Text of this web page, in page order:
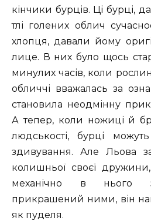
кінчики бурців. Ці бурці,
тлі голених облич
хлопця, давали йому
лице. В них було щось
минулих часів, коли
обличчі вважалась за
становила неодмінну
А тепер, коли ножиці й
людськості, бурці
здивування. Але Льова
колишньої своєї
механічно в нього
прикрашений ними, він
як пуделя.